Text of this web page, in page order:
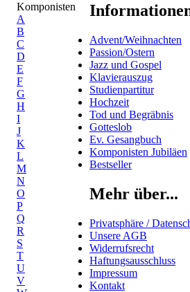
Komponisten
A
B
C
D
E
F
G
H
I
J
K
L
M
N
O
P
Q
R
S
T
U
V
Advent/Weihnachten
Passion/Ostern
Jazz und Gospel
Klavierauszug
Studienpartitur
Hochzeit
Tod und Begräbnis
Gotteslob
Ev. Gesangbuch
Komponisten Jubiläen
Bestseller
Mehr über...
Privatsphäre /
Unsere AGB
Widerrufsrecht
Haftungsausschluss
Impressum
Kontakt